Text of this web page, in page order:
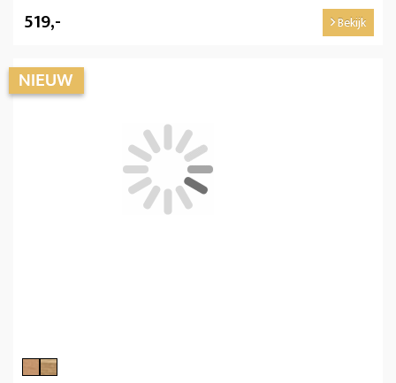
519,- Bekijk